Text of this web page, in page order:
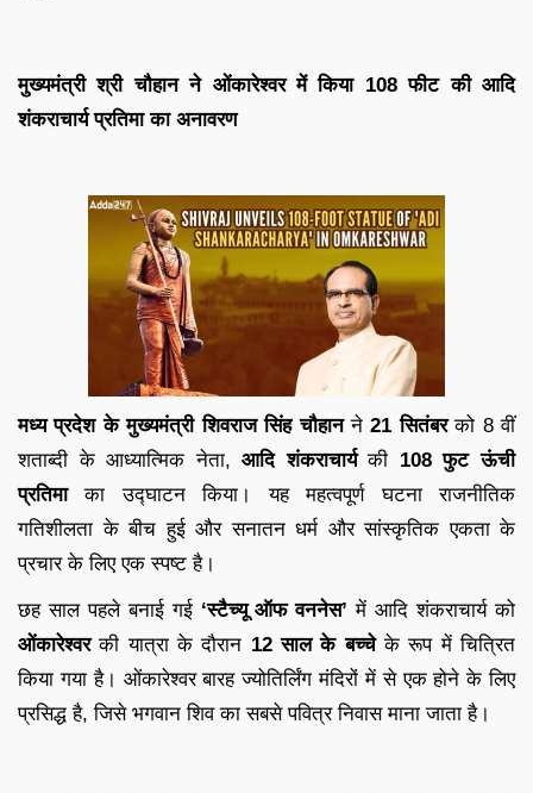
मुख्यमंत्री श्री चौहान ने ओंकारेश्वर में किया 108 फीट की आदि
शंकराचार्य प्रतिमा का अनावरण
मध्य प्रदेश के मुख्यमंत्री शिवराज सिंह चौहानने21 सितंबरको 8 वीं
शताब्दी के आध्यात्मिक नेता,आदि शंकराचार्यकी 108 फुट ऊंची
प्रतिमाका उद्घाटन किया। यह महत्वपूर्ण घटना राजनीतिक
गतिशीलता के बीच हुई और सनातन धर्म और सांस्कृतिक एकता के
प्रचार के लिए एक स्पष्ट है।
छह साल पहले बनाई गई‘स्टैच्यू ऑफ वननेस’ में आदि शंकराचार्य को
ओंकारेश्वरकी यात्रा के दौरान 12 साल के बच्चेके रूप में चित्रित
किया गया है। ओंकारेश्वर बारह ज्योतिर्लिंग मंदिरों में से एक होने के लिए
प्रसिद्ध है, जिसे भगवान शिव का सबसे पवित्र निवास माना जाता है।